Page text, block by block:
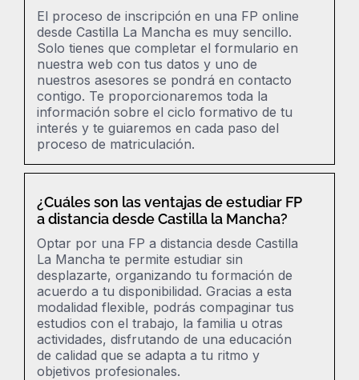
El proceso de inscripción en una FP online
desde Castilla La Mancha es muy sencillo.
Solo tienes que completar el formulario en
nuestra web con tus datos y uno de
nuestros asesores se pondrá en contacto
contigo. Te proporcionaremos toda la
información sobre el ciclo formativo de tu
interés y te guiaremos en cada paso del
proceso de matriculación.
¿Cuáles son las ventajas de estudiar FP
a distancia desde Castilla la Mancha?
Optar por una FP a distancia desde Castilla
La Mancha te permite estudiar sin
desplazarte, organizando tu formación de
acuerdo a tu disponibilidad. Gracias a esta
modalidad flexible, podrás compaginar tus
estudios con el trabajo, la familia u otras
actividades, disfrutando de una educación
de calidad que se adapta a tu ritmo y
objetivos profesionales.